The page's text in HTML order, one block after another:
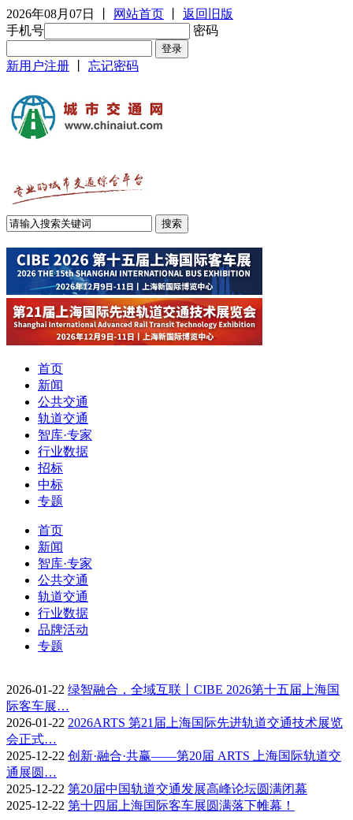
2026年08月07日 网站首页
返回旧版
手机号
密码
新用户注册 忘记密码
首页
新闻
公共交通
轨道交通
智库·专家
行业数据
招标
中标
专题
首页
新闻
智库·专家
公共交通
轨道交通
行业数据
品牌活动
专题
2026-01-22 绿智融合，全域互联丨CIBE 2026第十五届上海国
际客车展…
2026-01-22 2026ARTS 第21届上海国际先进轨道交通技术展览
会正式…
2025-12-22 创新·融合·共赢——第20届 ARTS 上海国际轨道交
通展圆…
2025-12-22 第20届中国轨道交通发展高峰论坛圆满闭幕
2025-12-22 第十四届上海国际客车展圆满落下帷幕！